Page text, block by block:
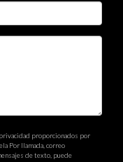
proporcionados por
Por llamada, correo
de texto, puede